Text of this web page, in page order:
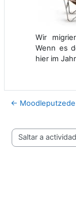
Wir
Wenn es
hier im
← Moodleputzede
Saltar a actividad